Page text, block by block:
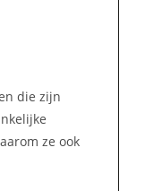
die zijn
ze ook